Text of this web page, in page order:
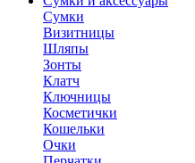
Сумки
Визитницы
Шляпы
Зонты
Клатч
Ключницы
Косметички
Кошельки
Очки